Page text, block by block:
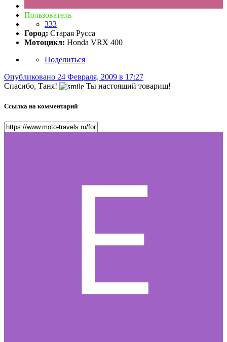
Пользователь
333
Город: Старая Русса
Мотоцикл: Honda VRX 400
Поделиться
Опубликовано 24 Февраля, 2009 в 17:27
Спасибо, Таня!
Ты настоящий товарищ!
Ссылка на комментарий